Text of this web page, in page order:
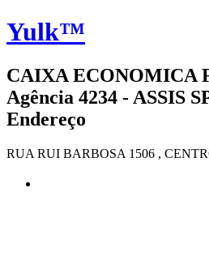
Yulk™
CAIXA ECONOMICA
Agência 4234 - ASSIS
Endereço
RUA RUI BARBOSA 1506 ,